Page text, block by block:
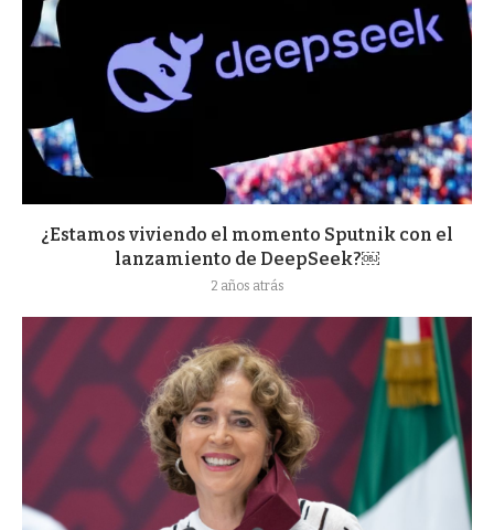
¿Estamos viviendo el momento Sputnik con el
lanzamiento de DeepSeek?￼
2 años atrás